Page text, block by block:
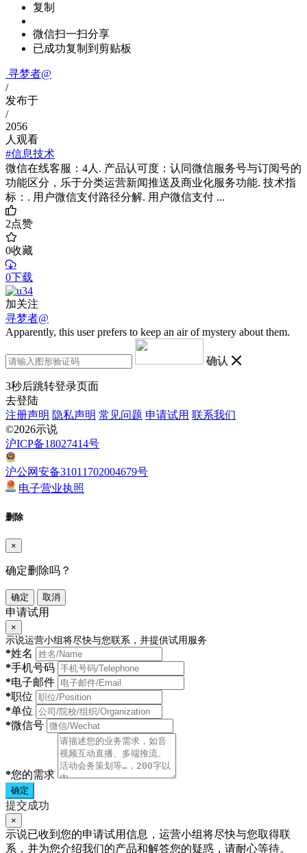
复制
微信扫一扫分享
已成功复制到剪贴板
寻梦者@
/
发布于
/
2056
人观看
#信息技术
微信在线客服：4人. 产品认可度：认同微信服务号与订阅号的
功能区分，乐于分类运营新闻推送及商业化服务功能. 技术指
标：. 用户微信支付路径分解. 用户微信支付 ...
2点赞
0收藏
0下载
加关注
寻梦者@
Apparently, this user prefers to keep an air of mystery about them.
确认
3秒后跳转登录页面
去登陆
注册声明 隐私声明 常见问题 申请试用 联系我们
©2026示说
沪ICP备18027414号
沪公网安备31011702004679号
电子营业执照
删除
×
确定删除吗？
确定 取消
申请试用
×
示说运营小组将尽快与您联系，并提供试用服务
*姓名
*手机号码
*电子邮件
*职位
*单位
*微信号
*您的需求
确定
提交成功
×
示说已收到您的申请试用信息，运营小组将尽快与您取得联
系，并为您介绍我们的产品和解答您的疑惑，请耐心等待。